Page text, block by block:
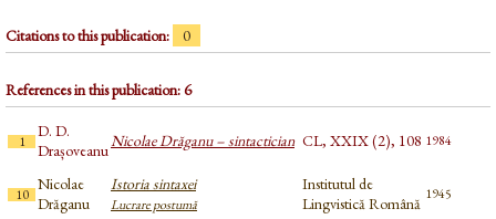
Citations to this publication: 0
References in this publication: 6
1
D. D.
DrașoveanuNicolae Drăganu – sintactician CL, XXIX (2), 108 1984
10
Nicolae
Drăganu
Istoria sintaxei
Lucrare postumă
Institutul de
Lingvistică Română 1945